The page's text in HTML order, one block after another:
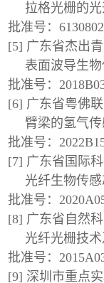
拉格光栅的
批准号：
[5] 广东省杰出
表面波导生
批准号：
[6] 广东省粤佛
臂梁的氢气
批准号：
[7] 广东省国际
光纤生物传
批准号：
[8] 广东省自然
光纤光栅技
批准号：
[9] 深圳市重点